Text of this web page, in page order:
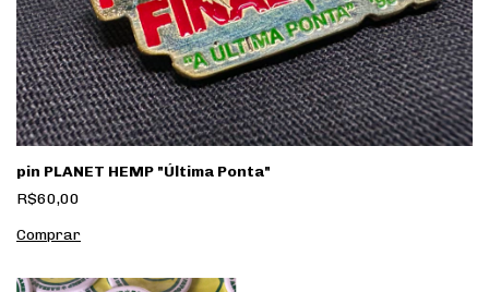
pin PLANET HEMP "Última Ponta"
R$60,00